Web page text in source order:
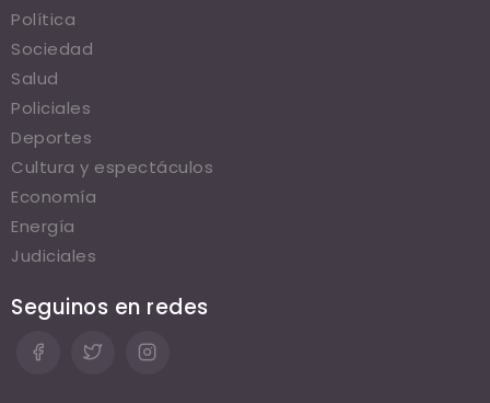
Política
Sociedad
Salud
Policiales
Deportes
Cultura y espectáculos
Economía
Energía
Judiciales
Seguinos en redes